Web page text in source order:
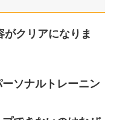
がクリアになりま
ソナルトレーニン